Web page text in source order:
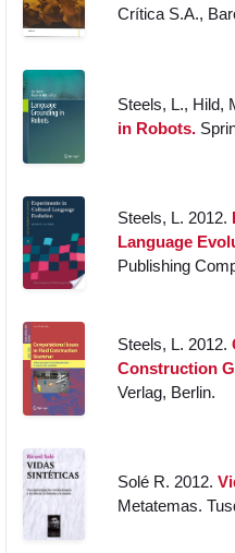
Crítica S.A.,
Steels, L., Hild,
in Robots.
Steels, L. 2012.
Language
Publishing
Steels, L. 2012.
Construction
Verlag, Berlin.
Solé R. 2012.
Metatemas.